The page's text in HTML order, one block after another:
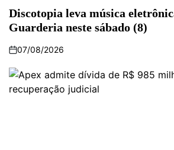
Discotopia leva música
Guarderia neste sábado (8)
07/08/2026